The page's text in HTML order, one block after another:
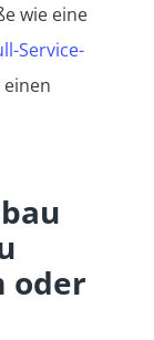
wie eine
Service-
einen
oder